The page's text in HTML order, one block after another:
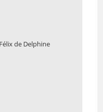
de Delphine